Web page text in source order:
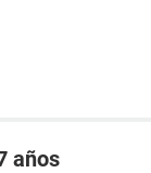
años